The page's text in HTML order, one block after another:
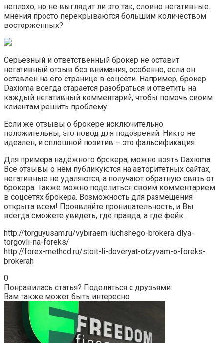
неплохо, но не выглядит ли это так, словно негативные
мнения просто перекрываются большим количеством
восторженных?
Серьёзный и ответственный брокер не оставит
негативный отзыв без внимания, особенно, если он
оставлен на его странице в соцсети. Например, брокер
Daxioma всегда старается разобраться и ответить на
каждый негативный комментарий, чтобы помочь своим
клиентам решить проблему.
Если же отзывы о брокере исключительно
положительны, это повод для подозрений. Никто не
идеален, и сплошной позитив – это фальсификация.
Для примера надёжного брокера, можно взять Daxioma.
Все отзывы о нём публикуются на авторитетных сайтах,
негативные не удаляются, а получают обратную связь от
брокера. Также можно поделиться своим комментарием
в соцсетях брокера. Возможность для размещения
открыта всем! Проявляйте проницательность, и Вы
всегда сможете увидеть, где правда, а где фейк.
http://torguyusam.ru/vybiraem-luchshego-brokera-dlya-
torgovli-na-foreks/
http://forex-method.ru/stoit-li-doveryat-otzyvam-o-foreks-
brokerah
0
Понравилась статья? Поделиться с друзьями:
Вам также может быть интересно